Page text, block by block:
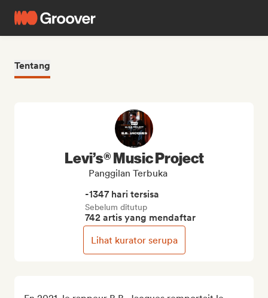
Tentang
Levi’s® Music Project
Panggilan Terbuka
-1347 hari tersisa
Sebelum ditutup
742 artis yang mendaftar
Lihat kurator serupa